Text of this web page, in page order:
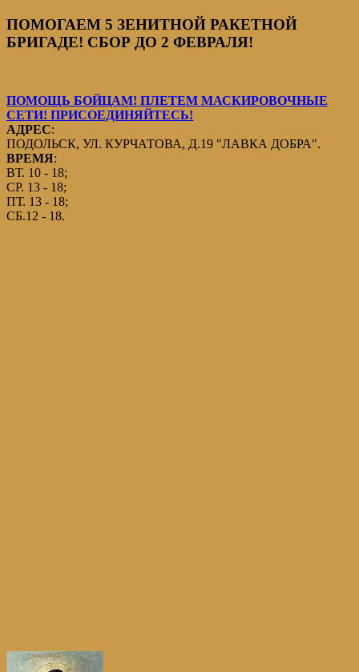
ПОМОГАЕМ 5 ЗЕНИТНОЙ РАКЕТНОЙ
БРИГАДЕ! СБОР ДО 2 ФЕВРАЛЯ!
ПОМОЩЬ БОЙЦАМ! ПЛЕТЕМ МАСКИРОВОЧНЫЕ
СЕТИ! ПРИСОЕДИНЯЙТЕСЬ!
АДРЕС:
ПОДОЛЬСК, УЛ. КУРЧАТОВА, Д.19 "ЛАВКА ДОБРА".
ВРЕМЯ:
ВТ. 10 - 18;
СР. 13 - 18;
ПТ. 13 - 18;
СБ.12 - 18.